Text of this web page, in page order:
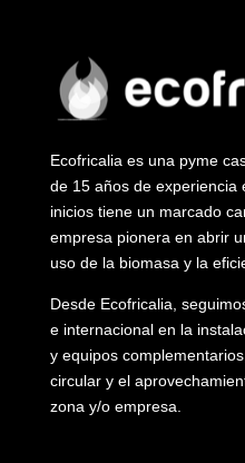
Ecofricalia es una pyme
de 15 años de experiencia
inicios tiene un marcado
empresa pionera en abrir
uso de la biomasa y la
Desde Ecofricalia,
e internacional en la
y equipos
circular y el
zona y/o empresa.